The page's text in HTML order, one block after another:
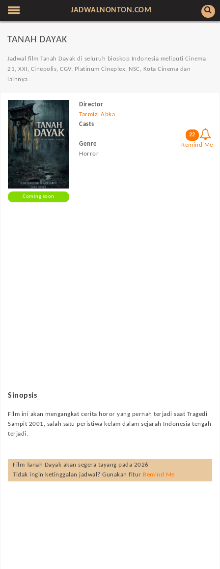
JADWALNONTON.COM
TANAH DAYAK
Jadwal film Tanah Dayak di seluruh bioskop Indonesia meliputi Cinema
21, XXI, Cinepolis, CGV, Platinum Cineplex, NSC, Kota Cinema dan
lainnya.
Coming soon
Director
Tarmizi Abka
Casts
Genre
Horror
22
Remind Me
Sinopsis
Film ini akan mengangkat cerita horor yang pernah terjadi saat Tragedi
Sampit 2001, salah satu peristiwa kelam dalam sejarah Indonesia tengah
terjadi.
Film Tanah Dayak akan segera tayang pada 2026
Tidak ingin ketinggalan jadwal? Gunakan fitur Remind Me